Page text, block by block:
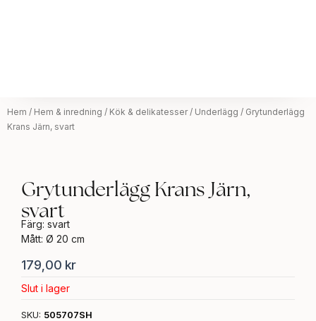
Hem / Hem & inredning / Kök & delikatesser/ Underlägg / Grytunderlägg
Krans Järn, svart
Grytunderlägg Krans Järn,
svart
Färg: svart
Mått: Ø 20 cm
179,00 kr
Slut i lager
SKU: 505707SH